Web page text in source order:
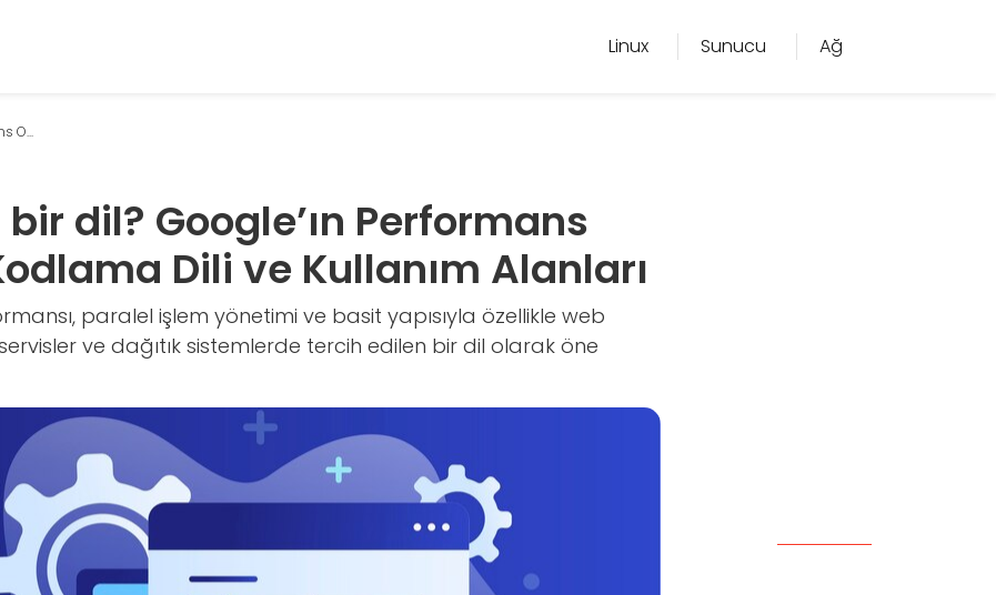
Linux Sunucu Ağ
O...
bir dil? Google’ın Performans
Dili ve Kullanım Alanları
paralel işlem yönetimi ve basit yapısıyla özellikle web
ve dağıtık sistemlerde tercih edilen bir dil olarak öne